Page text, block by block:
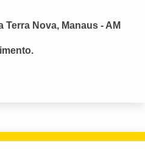
Terra Nova, Manaus - AM